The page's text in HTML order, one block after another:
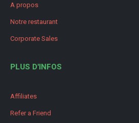
A propos
Notre restaurant
Corporate Sales
PLUS D'INFOS
Affiliates
Refer a Friend